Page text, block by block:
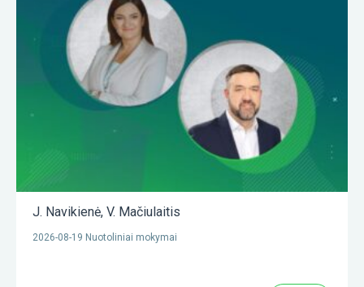
J. Navikienė, V. Mačiulaitis
2026-08-19 Nuotoliniai mokymai